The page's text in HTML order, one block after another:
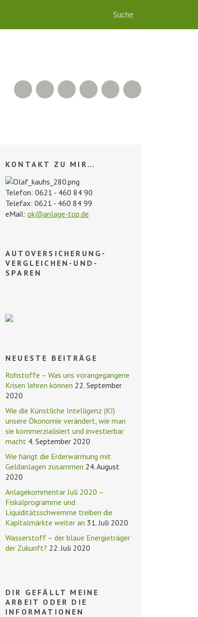
Facebook
500px
LinkedIn
Xing
RSS Feed
KONTAKT ZU MIR…
Telefon: 0621 - 460 84 90
Telefax: 0621 - 460 84 99
eMail: ok@anlage-top.de
AUTOVERSICHERUNG-
VERGLEICHEN-UND-
SPAREN
NEUESTE BEITRÄGE
Rohstoffe – Was uns vorangegangene
Krisen lehren können 22. September
2020
Wie die Künstliche Intelligenz (KI)
unsere Ökonomie verändert, wie man
sie kommerzialisiert und investierbar
macht 4. September 2020
Wie hängt die Erderwärmung mit
Geldanlagen zusammen 24. August
2020
Anlagekommentar Juli 2020 –
Fiskalprogramme und
Liquiditätsschwemme treiben die
Kapitalmärkte weiter an 31. Juli 2020
Wasserstoff – der blaue Energieträger
der Zukunft? 22. Juli 2020
DIR GEFÄLLT MEINE
ARBEIT ODER DIE
INFORMATIONEN